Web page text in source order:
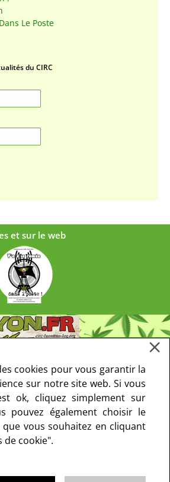
Le Poste
du CIRC
et sur le web
cookies pour vous garantir la
sur notre site web. Si vous
ok, cliquez simplement sur
pouvez également choisir le
vous souhaitez en cliquant
de cookie".